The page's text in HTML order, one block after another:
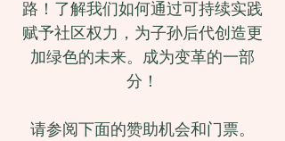
路！了解我们如何通过可持续实践
赋予社区权力，为子孙后代创造更
加绿色的未来。成为变革的一部
分！
请参阅下面的赞助机会和门票。